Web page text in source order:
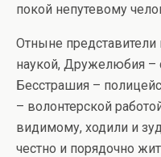
покой непутевому
Отныне
наукой, Дружелюбия –
Бесстрашия –
– волонтерской
видимому, ходили и
честно и порядочно